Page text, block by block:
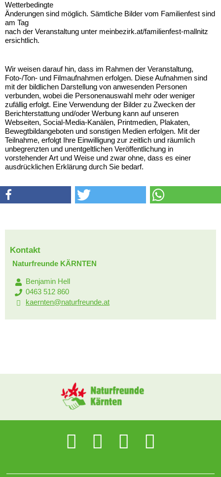
Wetterbedingte
Änderungen sind möglich. Sämtliche Bilder vom Familienfest sind
am Tag
nach der Veranstaltung unter meinbezirk.at/familienfest-mallnitz
ersichtlich.
Wir weisen darauf hin, dass im Rahmen der Veranstaltung,
Foto-/Ton- und Filmaufnahmen erfolgen. Diese Aufnahmen sind
mit der bildlichen Darstellung von anwesenden Personen
verbunden, wobei die Personenauswahl mehr oder weniger
zufällig erfolgt. Eine Verwendung der Bilder zu Zwecken der
Berichterstattung und/oder Werbung kann auf unseren
Webseiten, Social-Media-Kanälen, Printmedien, Plakaten,
Bewegtbildangeboten und sonstigen Medien erfolgen. Mit der
Teilnahme, erfolgt Ihre Einwilligung zur zeitlich und räumlich
unbegrenzten und unentgeltlichen Veröffentlichung in
vorstehender Art und Weise und zwar ohne, dass es einer
ausdrücklichen Erklärung durch Sie bedarf.
Kontakt
Naturfreunde KÄRNTEN
Benjamin Hell
0463 512 860
kaernten@naturfreunde.at